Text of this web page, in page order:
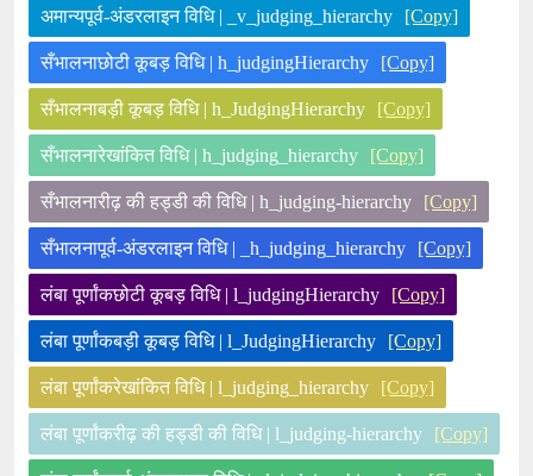
अमान्यपूर्व-अंडरलाइन विधि | _v_judging_hierarchy [Copy]
सँभालनाछोटी कूबड़ विधि | h_judgingHierarchy [Copy]
सँभालनाबड़ी कूबड़ विधि | h_JudgingHierarchy [Copy]
सँभालनारेखांकित विधि | h_judging_hierarchy [Copy]
सँभालनारीढ़ की हड्डी की विधि | h_judging-hierarchy [Copy]
सँभालनापूर्व-अंडरलाइन विधि | _h_judging_hierarchy [Copy]
लंबा पूर्णांकछोटी कूबड़ विधि | l_judgingHierarchy [Copy]
लंबा पूर्णांकबड़ी कूबड़ विधि | l_JudgingHierarchy [Copy]
लंबा पूर्णांकरेखांकित विधि | l_judging_hierarchy [Copy]
लंबा पूर्णांकरीढ़ की हड्डी की विधि | l_judging-hierarchy [Copy]